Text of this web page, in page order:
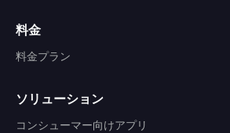
料金
料金プラン
ソリューション
コンシューマー向けアプリ